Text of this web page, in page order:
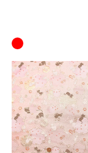
オンラインショッ